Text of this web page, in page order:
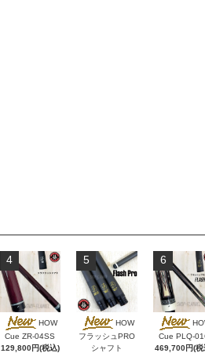
4
HOW
Cue ZR-04SS
129,800円(税込)
5
HOW
フラッシュPRO
シャフト
6
Cue PLQ-
469,700円(税